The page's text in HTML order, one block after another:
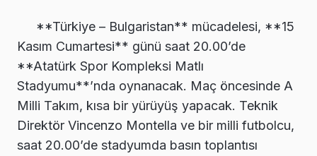
**Türkiye – Bulgaristan** mücadelesi, **15
Kasım Cumartesi** günü saat 20.00’de
**Atatürk Spor Kompleksi Matlı
Stadyumu**’nda oynanacak. Maç öncesinde A
Milli Takım, kısa bir yürüyüş yapacak. Teknik
Direktör Vincenzo Montella ve bir milli futbolcu,
saat 20.00’de stadyumda basın toplantısı